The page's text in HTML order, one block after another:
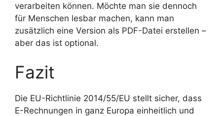
verarbeiten können. Möchte man sie dennoch
für Menschen lesbar machen, kann man
zusätzlich eine Version als PDF-Datei erstellen –
aber das ist optional.
Fazit
Die EU-Richtlinie 2014/55/EU stellt sicher, dass
E-Rechnungen in ganz Europa einheitlich und